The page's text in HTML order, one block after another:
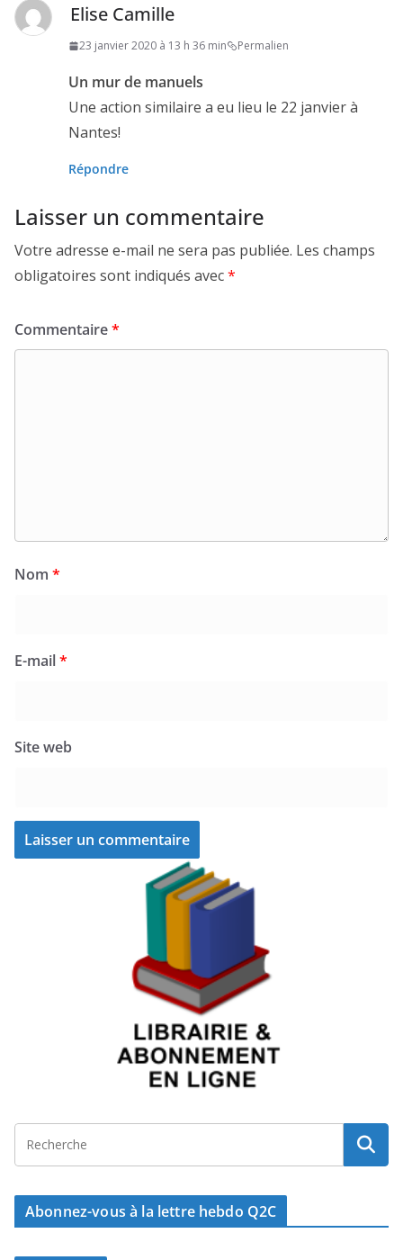
Elise Camille
23 janvier 2020 à 13 h 36 min Permalien
Un mur de manuels
Une action similaire a eu lieu le 22 janvier à
Nantes!
Répondre
Laisser un commentaire
Votre adresse e-mail ne sera pas publiée. Les champs
obligatoires sont indiqués avec*
Commentaire*
Nom *
E-mail*
Site web
Abonnez-vous à la lettre hebdo Q2C